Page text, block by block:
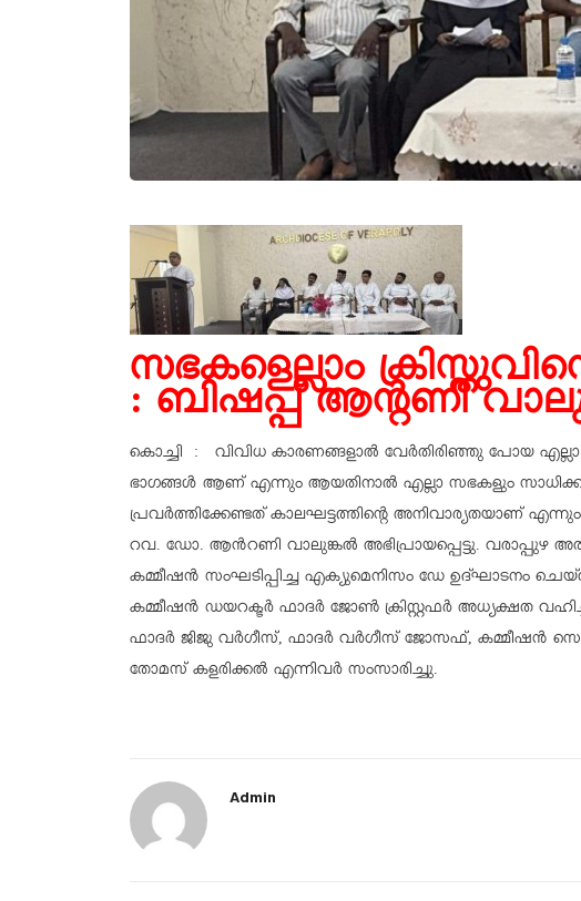
സഭകളെല്ലാം
: ബിഷപ്പ് ആന്റണി
കൊച്ചി : വിവിധ കാരണങ്ങളാൽ വേർതിരിഞ്ഞു പോയ എല്ലാ
ഭാഗങ്ങൾ ആണ് എന്നും ആയതിനാൽ എല്ലാ സഭകളും
പ്രവർത്തിക്കേണ്ടത് കാലഘട്ടത്തിന്റെ അനിവാര്യതയാണ്
റവ. ഡോ. ആൻറണി വാലുങ്കൽ അഭിപ്രായപ്പെട്ടു.
കമ്മീഷൻ സംഘടിപ്പിച്ച എക്യുമെനിസം ഡേ ഉദ്ഘാടനം
കമ്മീഷൻ ഡയറക്ടർ ഫാദർ ജോൺ ക്രിസ്റ്റഫർ അധ്യക്ഷത
ഫാദർ ജിജു വർഗീസ്, ഫാദർ വർഗീസ് ജോസഫ്, കമ്മീഷൻ
തോമസ് കളരിക്കൽ എന്നിവർ സംസാരിച്ചു.
Admin